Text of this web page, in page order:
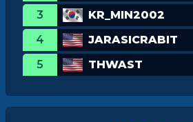
3
KR_MIN2002
4
JARASICRABIT
5
THWAST